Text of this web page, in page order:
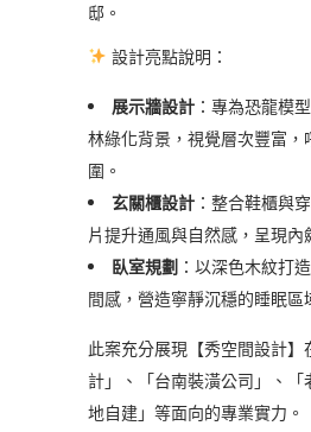
邸。
設計亮點說明：
展示牆設計 ：專為恐龍模
林綠化背景，視覺層次豐富，
圍。
玄關櫃設計 ：整合鞋櫃與
片提升通風與自然感，呈現內
臥室規劃 ：以深色木紋打
間感，營造寧靜沉穩的睡眠區
此案充分展現【秀空間設計】
計」、「台南裝潢公司」、「
地自建」等面向的專業實力。